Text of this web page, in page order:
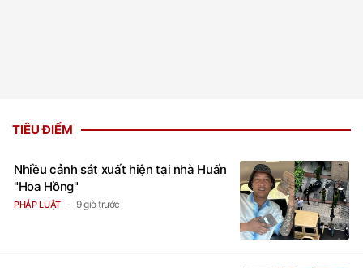
TIÊU ĐIỂM
Nhiều cảnh sát xuất hiện tại nhà Huấn
"Hoa Hồng"
PHÁP LUẬT 9 giờ trước